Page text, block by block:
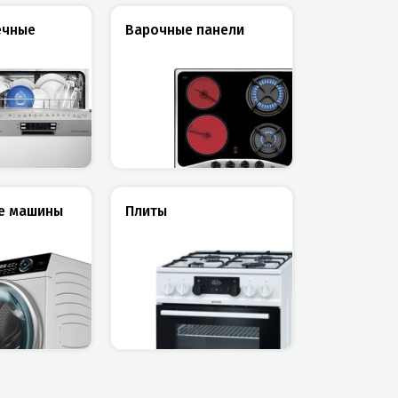
Варочные панели
машины Плиты